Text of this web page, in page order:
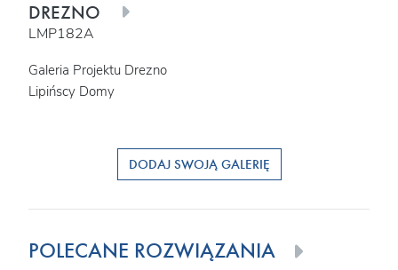
DREZNO
LMP182A
Galeria Projektu Drezno
Lipińscy Domy
DODAJ SWOJĄ GALERIĘ
POLECANE ROZWIĄZANIA